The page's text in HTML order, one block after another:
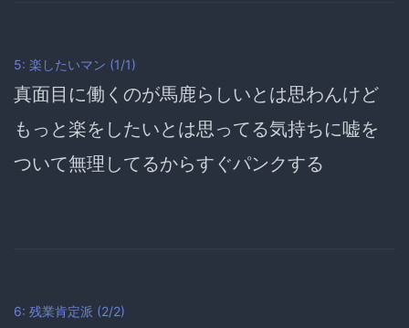
5: 楽したいマン (1/1)
真面目に働くのが馬鹿らしいとは思わんけど
もっと楽をしたいとは思ってる気持ちに嘘を
ついて無理してるからすぐパンクする
6: 残業肯定派 (2/2)